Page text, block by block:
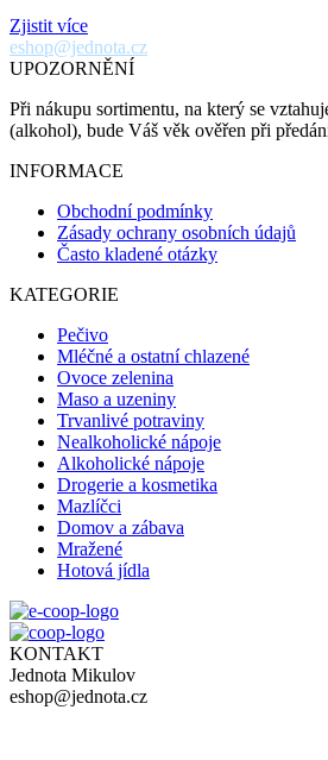
Zjistit více
eshop@jednota.cz
UPOZORNĚNÍ
Při nákupu sortimentu, na který se
(alkohol), bude Váš věk ověřen při
INFORMACE
Obchodní podmínky
Zásady ochrany osobních údajů
Často kladené otázky
KATEGORIE
Pečivo
Mléčné a ostatní chlazené
Ovoce zelenina
Maso a uzeniny
Trvanlivé potraviny
Nealkoholické nápoje
Alkoholické nápoje
Drogerie a kosmetika
Mazlíčci
Domov a zábava
Mražené
Hotová jídla
KONTAKT
Jednota Mikulov
eshop@jednota.cz